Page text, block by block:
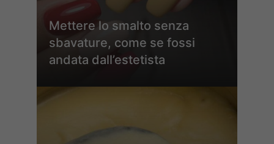
Mettere lo smalto senza
sbavature, come se fossi
andata dall’estetista